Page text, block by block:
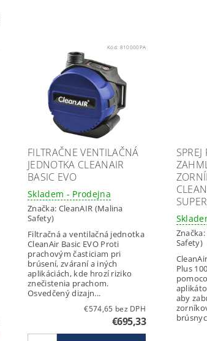
Kód: 810000PA
FILTRAČNE VENTILAČNÁ
JEDNOTKA CLEANAIR
BASIC EVO
Skladem - Prodejna
Značka: CleanAIR (Malina
Safety)
Filtračná a ventilačná jednotka
CleanAir Basic EVO Proti
prachovým časticiam pri
brúsení, zváraní a iných
aplikáciách, kde hrozí riziko
znečistenia prachom.
Osvedčený dizajn...
€574,65 bez DPH
€695,33
SPREJ
Značka:
Safety)
Plus
aby